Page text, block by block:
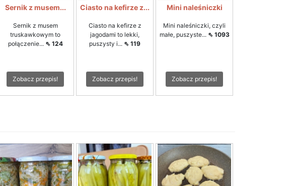
Sernik z musem...
Sernik z musem
truskawkowym to
połączenie... ⇖ 124
Zobacz przepis!
Ciasto na kefirze z...
Ciasto na kefirze z
jagodami to lekki,
puszysty i... ⇖ 119
Zobacz przepis!
Mini naleśniczki
Mini naleśniczki, czyli
małe, puszyste... ⇖ 1093
Zobacz przepis!